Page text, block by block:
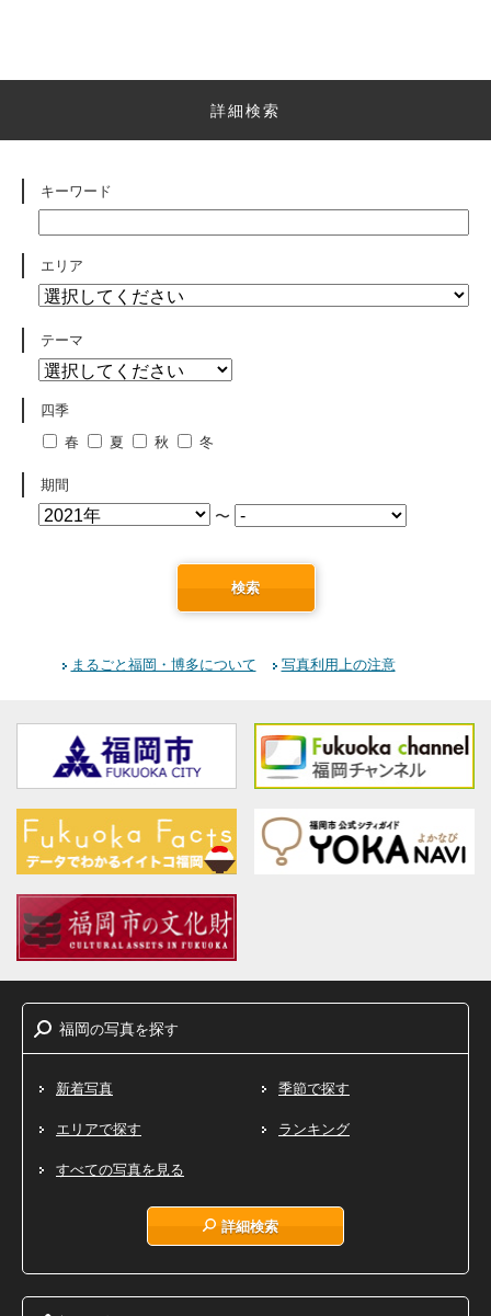
詳細検索
キーワード
エリア
テーマ
四季
春
夏 秋 冬
期間
〜
検索
まるごと福岡・博多について 写真利用上の注意
福岡の写真を探す
新着写真 季節で探す
エリアで探す ランキング
すべての写真を見る
詳細検索